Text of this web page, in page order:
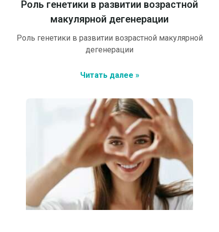
Роль генетики в развитии возрастной
макулярной дегенерации
Роль генетики в развитии возрастной макулярной
дегенерации
Читать далее »